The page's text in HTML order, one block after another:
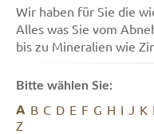
Wir haben für Sie die
Alles was Sie vom
bis zu Mineralien wie
Bitte wählen Sie:
A B C D E F G H I J K L
Z